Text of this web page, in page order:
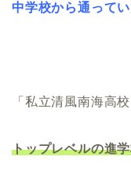
中学校から通って
「私立清風南海高
トップレベルの進